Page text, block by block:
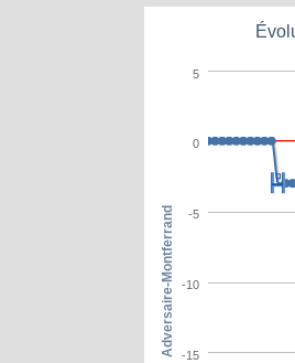
-10
0
-15
-5
5
Adversaire-Montferrand